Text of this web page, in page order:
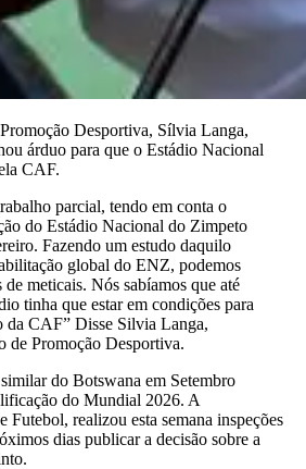
Desportiva, Sílvia Langa,
árduo para que o Estádio Nacional
CAF.
parcial, tendo em conta o
do Estádio Nacional do Zimpeto
Fazendo um estudo daquilo
global do ENZ, podemos
meticais. Nós sabíamos que até
tinha que estar em condições para
da CAF” Disse Silvia Langa,
de Promoção Desportiva.
do Botswana em Setembro
do Mundial 2026. A
Futebol, realizou esta semana inspeções
dias publicar a decisão sobre a